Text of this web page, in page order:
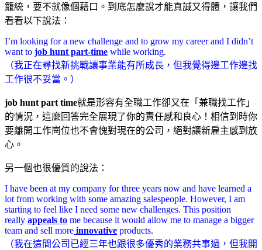
籠統，要不就像個藉口。到底怎麼說才能真誠又得體，讓我們
看看以下說法：
I’m looking for a new challenge and to grow my career and I didn’t
want to job hunt part-time while working.
（我正在尋找新挑戰讓事業能有所成長，但我覺得邊工作邊找
工作很不妥當。）
job hunt part time就是形容有全職工作卻又在「兼職找工作」
的情況，這麼回答完全展現了你的責任感和良心！相信到時你
要離開工作崗位也不會愧對現在的公司，絕對讓新雇主感到放
心。
另一個也很優質的說法：
I have been at my company for three years now and have learned a
lot from working with some amazing salespeople. However, I am
starting to feel like I need some new challenges. This position
really appeals to me because it would allow me to manage a bigger
team and sell more innovative products.
（我在這間公司已經三年也跟很多優秀的業務共事過，但我開